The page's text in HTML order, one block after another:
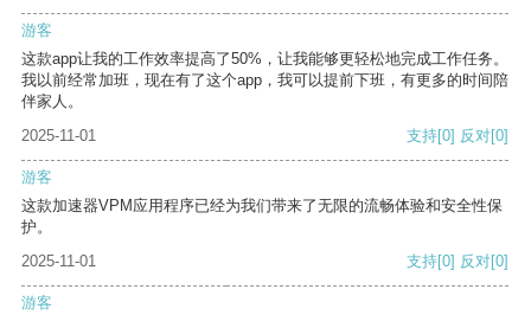
游客
这款app让我的工作效率提高了50%，让我能够更轻松地完成工作任务。
我以前经常加班，现在有了这个app，我可以提前下班，有更多的时间陪
伴家人。
2025-11-01
支持[0] 反对[0]
游客
这款加速器VPM应用程序已经为我们带来了无限的流畅体验和安全性保
护。
2025-11-01
支持[0] 反对[0]
游客